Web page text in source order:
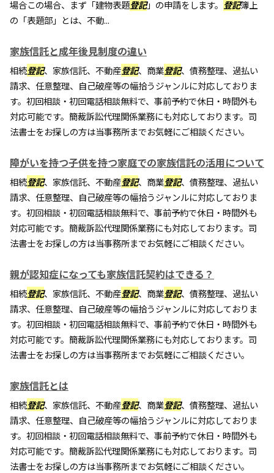
場合この場合、まず「建物表題登記」の申請をします。 登記簿上
の「表題部」とは、不動...
家族信託と成年後見制度の違い
相続登記、家族信託、不動産登記、商業登記、債務整理、過払い
請求、任意整理、自己破産等の幅拾うジャンルに対応しておりま
す。初回相談・初回電話相談無料で、事前予約で休日・時間外も
対応可能です。簡裁訴訟代理関係業務にも対応しております。司
法書士をお探しの方は当事務所までお気軽にご相談ください。
障がいを持つ子供を持つ家庭での家族信託の活用について
相続登記、家族信託、不動産登記、商業登記、債務整理、過払い
請求、任意整理、自己破産等の幅拾うジャンルに対応しておりま
す。初回相談・初回電話相談無料で、事前予約で休日・時間外も
対応可能です。簡裁訴訟代理関係業務にも対応しております。司
法書士をお探しの方は当事務所までお気軽にご相談ください。
親が認知症になっても家族信託契約はできる？
相続登記、家族信託、不動産登記、商業登記、債務整理、過払い
請求、任意整理、自己破産等の幅拾うジャンルに対応しておりま
す。初回相談・初回電話相談無料で、事前予約で休日・時間外も
対応可能です。簡裁訴訟代理関係業務にも対応しております。司
法書士をお探しの方は当事務所までお気軽にご相談ください。
家族信託とは
相続登記、家族信託、不動産登記、商業登記、債務整理、過払い
請求、任意整理、自己破産等の幅拾うジャンルに対応しておりま
す。初回相談・初回電話相談無料で、事前予約で休日・時間外も
対応可能です。簡裁訴訟代理関係業務にも対応しております。司
法書士をお探しの方は当事務所までお気軽にご相談ください。